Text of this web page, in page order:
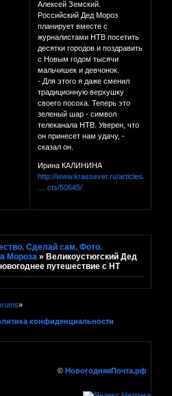
Алексей Земский.
Российский Дед Мороз
планирует вместе с
журналистами НТВ посетить
десятки городов и поздравить
с Новым годом тысячи
мальчишек и девчонок.
- Для этого я даже сменил
традиционную верхушку
своего посоха. Теперь это
зеленый шар - символ
телеканала НТВ. Уверен, что
он принесет нам удачу, -
сказал он.
Ирина КАЛИНИНА
http://www.krassever.ru/articles/societ
… cts/50645/
Сделай сам. Фото.
Мороза »Великоустюгский Дед
путешествие с НТ
»
конфиденциальности
© НовогодняяПочта.рф